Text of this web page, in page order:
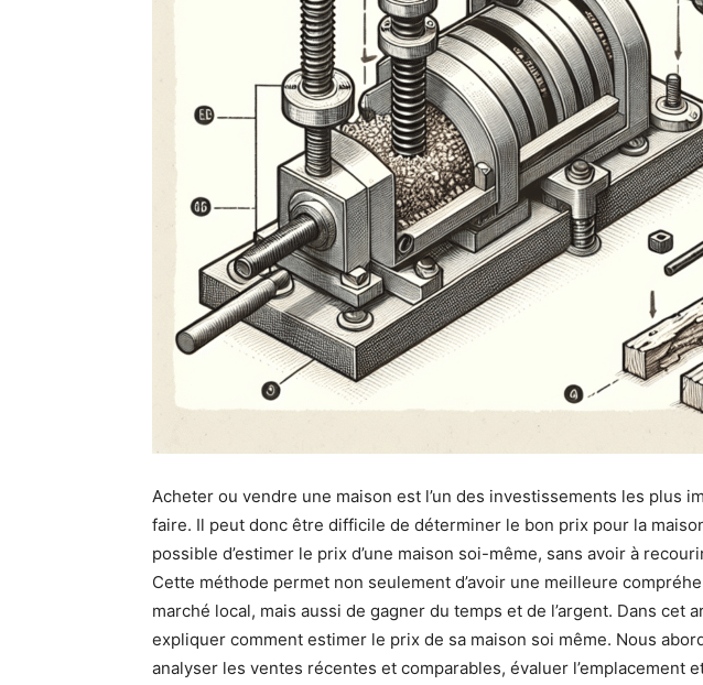
Acheter ou vendre une maison est l’un des investissements les plus
faire. Il peut donc être difficile de déterminer le bon prix pour la
possible d’estimer le prix d’une maison soi-même, sans avoir à
Cette méthode permet non seulement d’avoir une meilleure
marché local, mais aussi de gagner du temps et de l’argent. Dans cet
expliquer comment estimer le prix de sa maison soi même. Nous
analyser les ventes récentes et comparables, évaluer l’emplacement